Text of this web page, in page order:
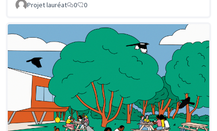
Projet lauréat 0 0